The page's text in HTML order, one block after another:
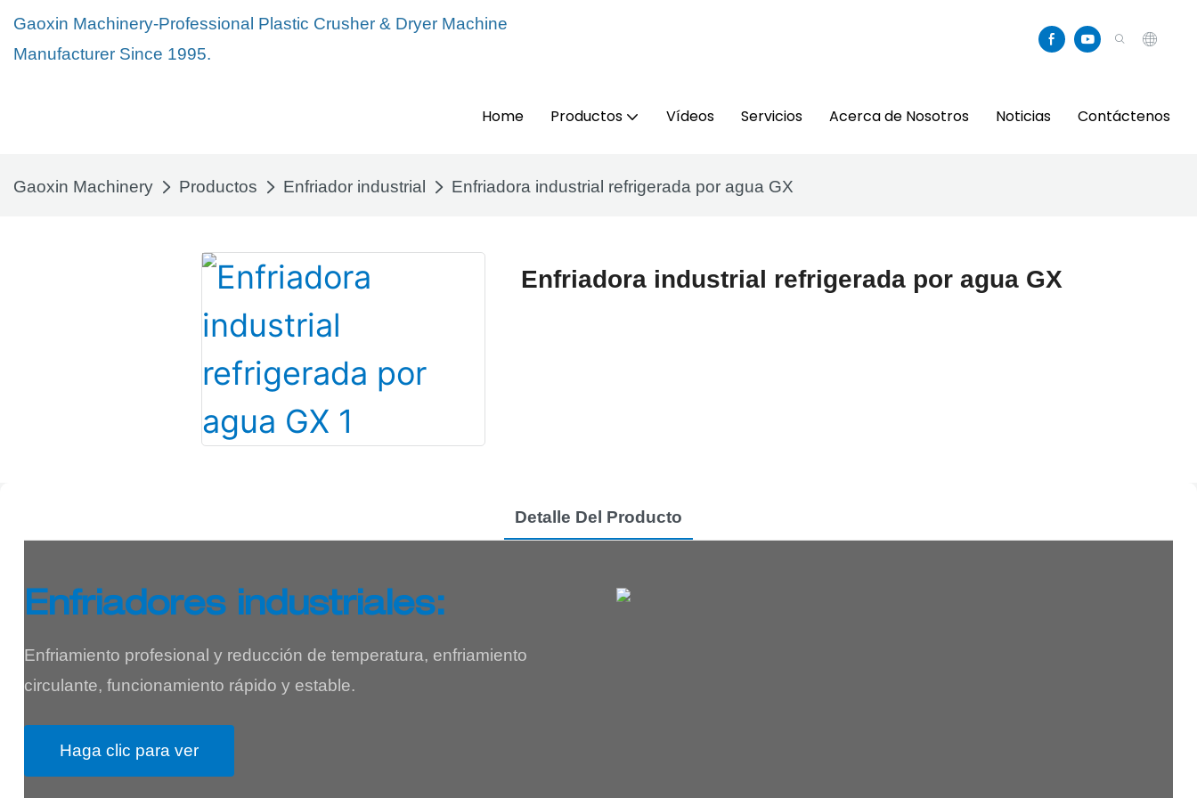
Gaoxin Machinery-Professional Plastic Crusher & Dryer Machine
Manufacturer Since 1995.
Home Productos Vídeos Servicios Acerca de Nosotros Noticias Contáctenos
Gaoxin Machinery Productos Enfriador industrial Enfriadora industrial refrigerada por agua GX
Enfriadora industrial refrigerada por agua GX
Detalle Del Producto
Enfriadores industriales:
Enfriamiento profesional y reducción de temperatura, enfriamiento
circulante, funcionamiento rápido y estable.
Haga clic para ver